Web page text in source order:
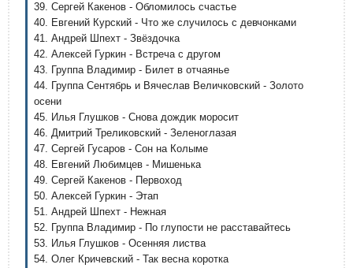
39. Сергей Какенов - Обломилось счастье
40. Евгений Курский - Что же случилось с девчонками
41. Андрей Шпехт - Звёздочка
42. Алексей Гуркин - Встреча с другом
43. Группа Владимир - Билет в отчаянье
44. Группа Сентябрь и Вячеслав Величковский - Золото
осени
45. Илья Глушков - Снова дождик моросит
46. Дмитрий Треликовский - Зеленоглазая
47. Сергей Гусаров - Сон на Колыме
48. Евгений Любимцев - Мишенька
49. Сергей Какенов - Первоход
50. Алексей Гуркин - Этап
51. Андрей Шпехт - Нежная
52. Группа Владимир - По глупости не расставайтесь
53. Илья Глушков - Осенняя листва
54. Олег Кричевский - Так весна коротка